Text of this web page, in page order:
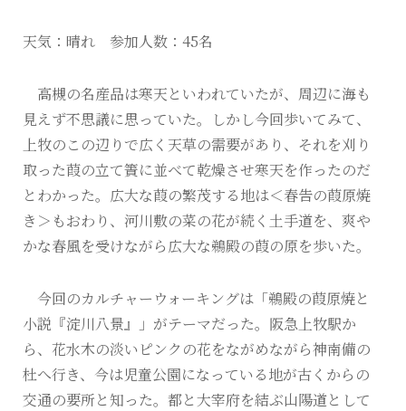
天気：晴れ 参加人数：45名
高槻の名産品は寒天といわれていたが、周辺に海も
見えず不思議に思っていた。しかし今回歩いてみて、
上牧のこの辺りで広く天草の需要があり、それを刈り
取った葭の立て簀に並べて乾燥させ寒天を作ったのだ
とわかった。広大な葭の繁茂する地は＜春告の葭原焼
き＞もおわり、河川敷の菜の花が続く土手道を、爽や
かな春風を受けながら広大な鵜殿の葭の原を歩いた。
今回のカルチャーウォーキングは「鵜殿の葭原焼と
小説『淀川八景』」がテーマだった。阪急上牧駅か
ら、花水木の淡いピンクの花をながめながら神南備の
杜へ行き、今は児童公園になっている地が古くからの
交通の要所と知った。都と大宰府を結ぶ山陽道として